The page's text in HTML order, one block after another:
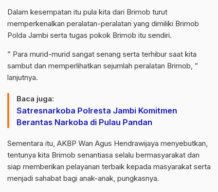
Dalam kesempatan itu pula kita dari Brimob turut
memperkenalkan peralatan-peralatan yang dimiliki Brimob
Polda Jambi serta tugas pokok Brimob itu sendiri.
” Para murid-murid sangat senang serta terhibur saat kita
sambut dan memperlihatkan sejumlah peralatan Brimob, ”
lanjutnya.
Baca juga:
Satresnarkoba Polresta Jambi Komitmen
Berantas Narkoba di Pulau Pandan
Sementara itu, AKBP Wan Agus Hendrawijaya menyebutkan,
tentunya kita Brimob senantiasa selalu bermasyarakat dan
siap memberikan pelayanan terbaik kepada masyarakat serta
menjadi sahabat bagi anak-anak, pungkasnya.